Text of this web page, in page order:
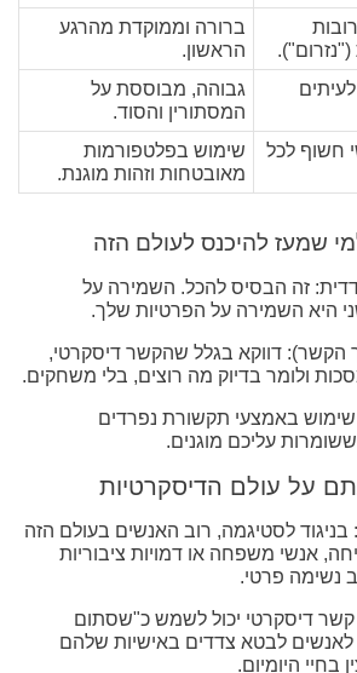
ברורה וממוקדת מהרגע
הראשון.
גבוהה, מבוססת על
המסתורין והסוד.
חשוף לכל
שימוש בפלטפורמות
מאובטחות וזהות מוגנת.
שמעז להיכנס לעולם הזה
זה הבסיס להכל. השמירה על
היא השמירה על הפרטיות שלך.
הקשר): דווקא בגלל שהקשר דיסקרטי,
ולומר בדיוק מה רוצים, בלי משחקים.
שימוש באמצעי תקשורת נפרדים
ששומרות עליכם מוגנים.
על עולם הדיסקרטיות
לסטיגמה, רוב האנשים בעולם הזה
אנשי משפחה או דמויות ציבוריות
נשימה פרטי.
קשר דיסקרטי יכול לשמש כ"שסתום
לבטא צדדים באישיות שלהם
בחיי היומיום.